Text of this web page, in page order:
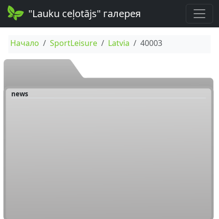
"Lauku ceļotājs" галерея
Начало SportLeisure Latvia 40003
news